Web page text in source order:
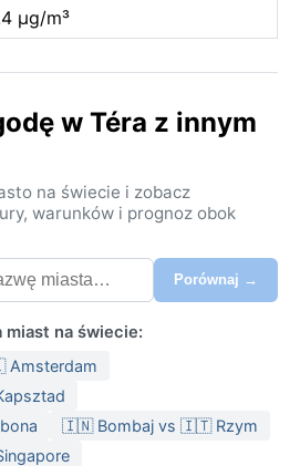
µg/m³
w Téra z innym
na świecie i zobacz
warunków i prognoz obok
Porównaj →
miast na świecie:
🇮🇳 Bombaj vs 🇮🇹 Rzym